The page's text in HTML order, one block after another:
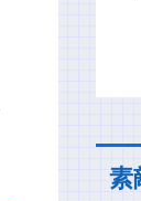
素